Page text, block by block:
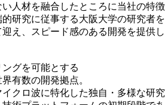
人材を融合したところに当社の特徴
研究に従事する大阪大学の研究者を
え、スピード感のある開発を提供し
グを可能とする
界有数の開発拠点。
クロ波に特化した独自・多様な研究